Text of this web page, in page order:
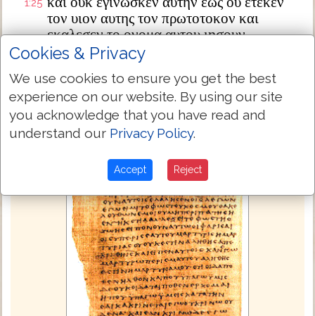
1:25
τον υιον αυτης τον πρωτοτοκον και
εκαλεσεν το ονομα αυτου ιησουν
Cookies & Privacy
We use cookies to ensure you get the best
experience on our website. By using our site
you acknowledge that you have read and
understand our Privacy Policy.
Accept Reject